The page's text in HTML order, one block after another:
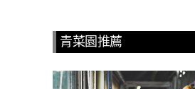
青菜園推薦